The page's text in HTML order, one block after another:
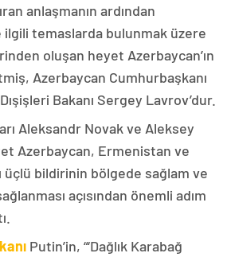
anlaşmanın ardından
temaslarda bulunmak üzere
oluşan heyet Azerbaycan’ın
Azerbaycan Cumhurbaşkanı
Bakanı Sergey Lavrov’dur.
Aleksandr Novak ve Aleksey
Azerbaycan, Ermenistan ve
üçlü bildirinin bölgede sağlam ve
açısından önemli adım
Putin’in, “‘Dağlık Karabağ